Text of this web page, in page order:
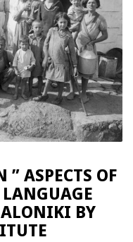
” ASPECTS OF
BY